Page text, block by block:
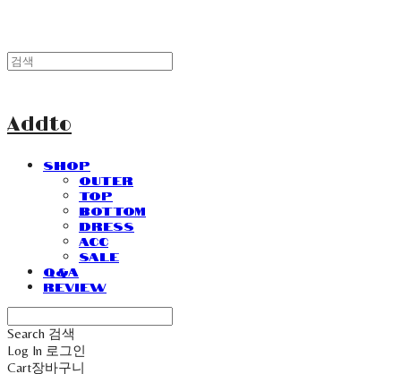
Addto
SHOP
Outer
Top
Bottom
Dress
Acc
Sale
Q&A
Review
Search 검색
Log In 로그인
Cart장바구니